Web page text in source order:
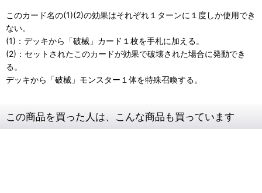
このカード名の(1)(2)の効果はそれぞれ１ターンに１度しか使用でき
ない。
(1)：デッキから「破械」カード１枚を手札に加える。
(2)：セットされたこのカードが効果で破壊された場合に発動でき
る。
デッキから「破械」モンスター１体を特殊召喚する。
この商品を買った人は、こんな商品も買っています